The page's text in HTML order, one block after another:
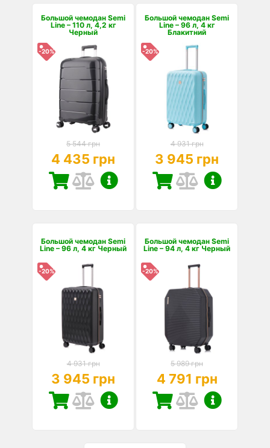
Большой чемодан Semi
Line – 110 л, 4,2 кг
Черный
-20%
5 544 грн
4 435 грн
Большой чемодан Semi
Line – 96 л, 4 кг
Блакитний
-20%
4 931 грн
3 945 грн
Большой чемодан Semi
Line – 96 л, 4 кг Черный
-20%
4 931 грн
3 945 грн
Большой чемодан Semi
Line – 94 л, 4 кг Черный
-20%
5 989 грн
4 791 грн